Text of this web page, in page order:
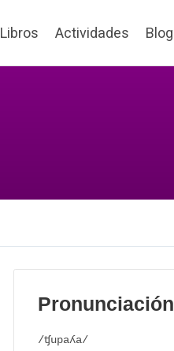
Libros Actividades Blog
Pronunciación
/ʧupaʎa/